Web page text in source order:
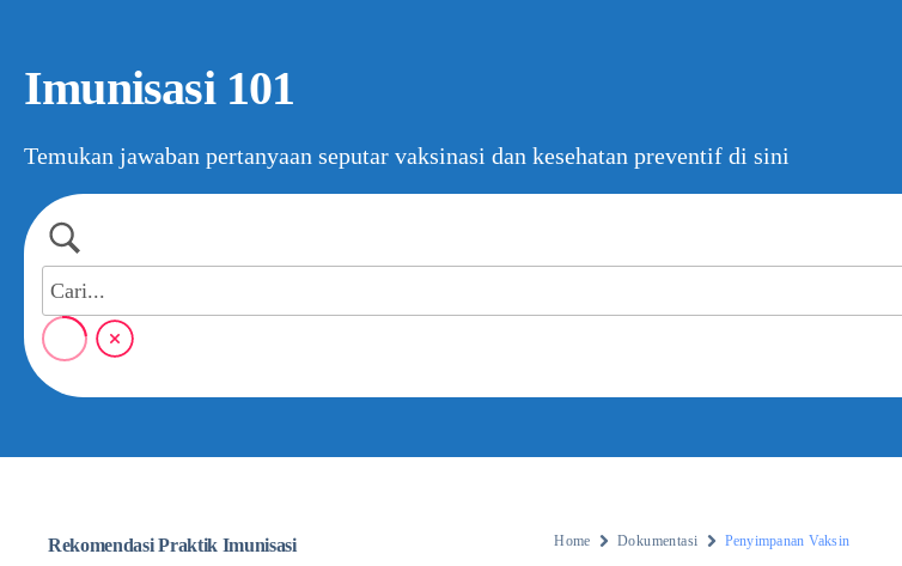
Imunisasi 101
Temukan jawaban pertanyaan seputar vaksinasi dan kesehatan preventif di sini
Rekomendasi Praktik Imunisasi Home Dokumentasi Penyimpanan Vaksin